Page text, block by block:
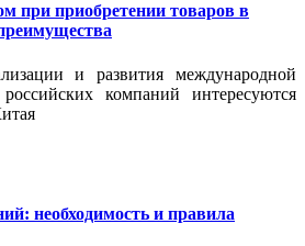
при приобретении товаров в
и развития международной
компаний интересуются
необходимость и правила